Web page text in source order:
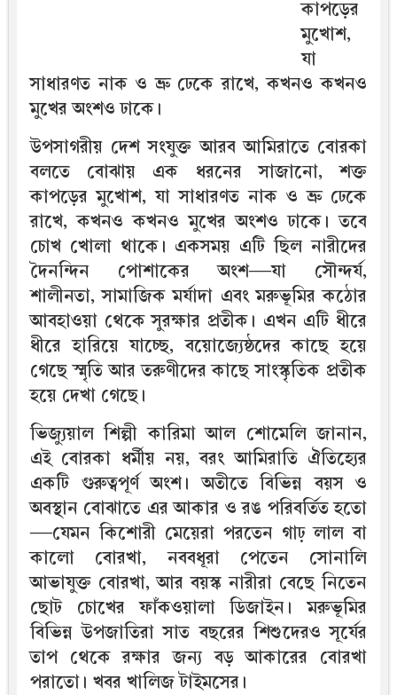
কাপড়ের
মুখোশ,
যা
সাধারণত নাক ও ভ্রু ঢেকে রাখে, কখনও কখনও
মুখের অংশও ঢাকে।
উপসাগরীয় দেশ সংযুক্ত আরব আমিরাতে বোরকা
বলতে বোঝায় এক ধরনের সাজানো, শক্ত
কাপড়ের মুখোশ, যা সাধারণত নাক ও ভ্রু ঢেকে
রাখে, কখনও কখনও মুখের অংশও ঢাকে। তবে
চোখ খোলা থাকে। একসময় এটি ছিল নারীদের
দৈনন্দিন পোশাকের অংশ—যা সৌন্দর্য,
শালীনতা, সামাজিক মর্যাদা এবং মরুভূমির কঠোর
আবহাওয়া থেকে সুরক্ষার প্রতীক। এখন এটি ধীরে
ধীরে হারিয়ে যাচ্ছে, বয়োজ্যেষ্ঠদের কাছে হয়ে
গেছে স্মৃতি আর তরুণীদের কাছে সাংস্কৃতিক প্রতীক
হয়ে দেখা গেছে।
ভিজ্যুয়াল শিল্পী কারিমা আল শোমেলি জানান,
এই বোরকা ধর্মীয় নয়, বরং আমিরাতি ঐতিহ্যের
একটি গুরুত্বপূর্ণ অংশ। অতীতে বিভিন্ন বয়স ও
অবস্থান বোঝাতে এর আকার ও রঙ পরিবর্তিত হতো
—যেমন কিশোরী মেয়েরা পরতেন গাঢ় লাল বা
কালো বোরখা, নববধূরা পেতেন সোনালি
আভাযুক্ত বোরখা, আর বয়স্ক নারীরা বেছে নিতেন
ছোট চোখের ফাঁকওয়ালা ডিজাইন। মরুভূমির
বিভিন্ন উপজাতিরা সাত বছরের শিশুদেরও সূর্যের
তাপ থেকে রক্ষার জন্য বড় আকারের বোরখা
পরাতো। খবর খালিজ টাইমসের।